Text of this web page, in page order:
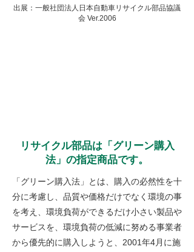
出展：一般社団法人日本自動車リサイクル部品協議
会 Ver.2006
リサイクル部品は「グリーン購入
法」の指定商品です。
「グリーン購入法」とは、購入の必然性を十
分に考慮し、品質や価格だけでなく環境の事
を考え、環境負荷ができるだけ小さい製品や
サービスを、環境負荷の低減に努める事業者
から優先的に購入しようと、2001年4月に施